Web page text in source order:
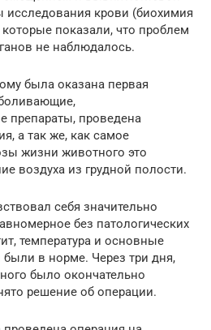
крови (биохимия
показали, что проблем
не наблюдалось.
была оказана первая
препараты, проведена
а так же, как самое
жизни животного это
воздуха из грудной полости.
себя значительно
без патологических
температура и основные
в норме. Через три дня,
было окончательно
решение об операции.